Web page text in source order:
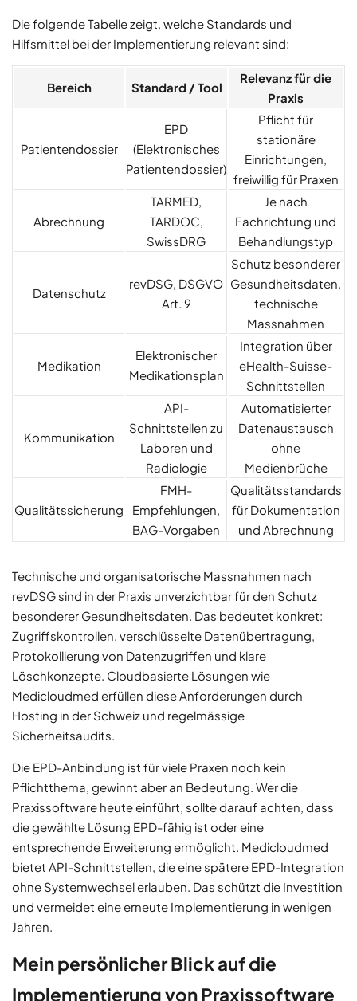
Die folgende Tabelle zeigt, welche Standards und
Hilfsmittel bei der Implementierung relevant sind:
Bereich Standard / Tool
Relevanz für die
Praxis
Patientendossier
EPD
(Elektronisches
Patientendossier)
Pflicht für
stationäre
Einrichtungen,
freiwillig für Praxen
Abrechnung
TARMED,
TARDOC,
SwissDRG
Je nach
Fachrichtung und
Behandlungstyp
Datenschutz
revDSG, DSGVO
Art. 9
Schutz besonderer
Gesundheitsdaten,
technische
Massnahmen
Medikation
Elektronischer
Medikationsplan
Integration über
eHealth-Suisse-
Schnittstellen
Kommunikation
API-
Schnittstellen zu
Laboren und
Radiologie
Automatisierter
Datenaustausch
ohne
Medienbrüche
Qualitätssicherung
FMH-
Empfehlungen,
BAG-Vorgaben
Qualitätsstandards
für Dokumentation
und Abrechnung
Technische und organisatorische Massnahmen nach
revDSG sind in der Praxis unverzichtbar für den Schutz
besonderer Gesundheitsdaten. Das bedeutet konkret:
Zugriffskontrollen, verschlüsselte Datenübertragung,
Protokollierung von Datenzugriffen und klare
Löschkonzepte. Cloudbasierte Lösungen wie
Medicloudmed erfüllen diese Anforderungen durch
Hosting in der Schweiz und regelmässige
Sicherheitsaudits.
Die EPD-Anbindung ist für viele Praxen noch kein
Pflichtthema, gewinnt aber an Bedeutung. Wer die
Praxissoftware heute einführt, sollte darauf achten, dass
die gewählte Lösung EPD-fähig ist oder eine
entsprechende Erweiterung ermöglicht. Medicloudmed
bietet API-Schnittstellen, die eine spätere EPD-Integration
ohne Systemwechsel erlauben. Das schützt die Investition
und vermeidet eine erneute Implementierung in wenigen
Jahren.
Mein persönlicher Blick auf die
Implementierung von Praxissoftware